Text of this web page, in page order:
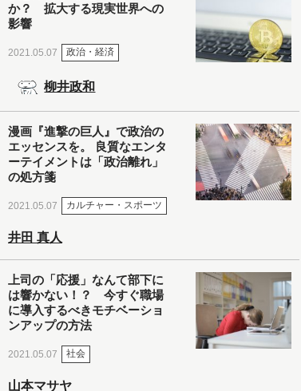
か？ 拡大する現実世界への
影響
2021.05.07 政治・経済
柳井政和
漫画『進撃の巨人』で政治の
エッセンスを。 良質なエンタ
ーテイメントは「政治離れ」
の処方箋
2021.05.07 カルチャー・スポーツ
井田 真人
上司の「応援」なんて部下に
は響かない！？ 今すぐ職場
に導入するべきモチベーショ
ンアップの方法
2021.05.07 社会
山本マサヤ